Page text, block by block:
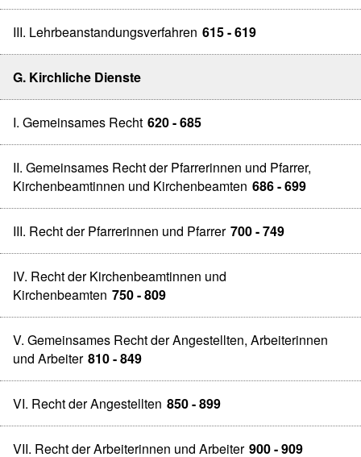
III. Lehrbeanstandungsverfahren 615 - 619
G. Kirchliche Dienste
I. Gemeinsames Recht 620 - 685
II. Gemeinsames Recht der Pfarrerinnen und Pfarrer,
Kirchenbeamtinnen und Kirchenbeamten 686 - 699
III. Recht der Pfarrerinnen und Pfarrer 700 - 749
IV. Recht der Kirchenbeamtinnen und
Kirchenbeamten 750 - 809
V. Gemeinsames Recht der Angestellten, Arbeiterinnen
und Arbeiter 810 - 849
VI. Recht der Angestellten 850 - 899
VII. Recht der Arbeiterinnen und Arbeiter 900 - 909